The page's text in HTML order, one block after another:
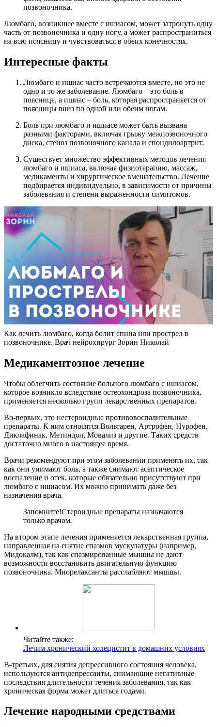
позвоночника.
Люмбаго, возникшее вместе с ишиасом, может затронуть одну
часть от позвоночника и одну ногу, а может распространиться
на всю поясницу и чувствоваться в обеих конечностях.
Интересные факты
Люмбаго и ишиас часто встречаются вместе, но это не
одно и то же заболевание. Люмбаго – это боль в
пояснице, а ишиас – боль, которая распространяется от
поясницы вниз по одной или обеим ногам.
Боль при люмбаго и ишиасе может быть вызвана
разными факторами, включая грыжу межпозвоночного
диска, стеноз позвоночного канала и спондилоартрит.
Существует множество эффективных методов лечения
люмбаго и ишиаса, включая физиотерапию, массаж,
медикаменты и хирургическое вмешательство. Лечение
подбирается индивидуально, в зависимости от причины
заболевания и степени выраженности симптомов.
Как лечить люмбаго, когда болит спина или прострел в
позвоночнике. Врач нейрохирург Зорин Николай
Медикаментозное лечение
Чтобы облегчить состояние больного люмбаго с ишиасом,
которое возникло вследствие остеохондроза позвоночника,
применяется несколько групп лекарственных препаратов.
Во-первых, это нестероидные противовоспалительные
препараты. К ним относятся Вольтарен, Артрофен, Нурофен,
Диклафинак, Метиндол, Мовализ и другие. Таких средств
достаточно много в настоящее время.
Врачи рекомендуют при этом заболевании применять их, так
как они унимают боль, а также снимают асептическое
воспаление и отек, которые обязательно присутствуют при
люмбаго с ишиасом. Их можно принимать даже без
назначения врача.
Запомните!Стероидные препараты назначаются
только врачом.
На втором этапе лечения применяется лекарственная группа,
направленная на снятие спазмов мускулатуры (например,
Мидокалм), так как спазмированные мышцы не дают
возможности восстановить двигательную функцию
позвоночника. Миорелаксанты расслабляют мышцы.
Читайте также:
Лечим хронический холецистит в домашних условиях
В-третьих, для снятия депрессивного состояния человека,
используются антидепрессанты, снимающие негативные
последствия длительности течения заболевания, так как
хроническая форма может длиться годами.
Лечение народными средствами